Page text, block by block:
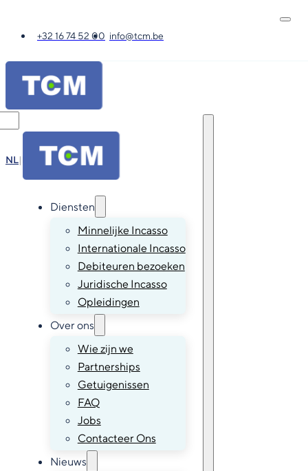
+32 16 74 52 00 info@tcm.be
NL| DE
Diensten
Minnelijke Incasso
Internationale Incasso
Debiteuren bezoeken
Juridische Incasso
Opleidingen
Over ons
Wie zijn we
Partnerships
Getuigenissen
FAQ
Jobs
Contacteer Ons
Nieuws